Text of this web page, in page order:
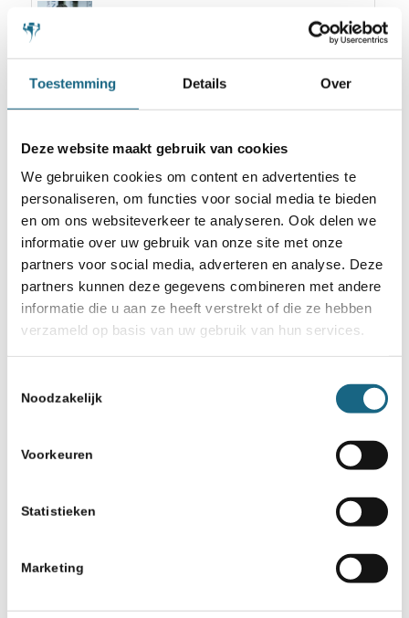
Toestemming Details Over
Deze website maakt gebruik van cookies
We gebruiken cookies om content en advertenties te
personaliseren, om functies voor social media te bieden
en om ons websiteverkeer te analyseren. Ook delen we
informatie over uw gebruik van onze site met onze
partners voor social media, adverteren en analyse. Deze
partners kunnen deze gegevens combineren met andere
informatie die u aan ze heeft verstrekt of die ze hebben
verzameld op basis van uw gebruik van hun services.
Noodzakelijk
Voorkeuren
Statistieken
Marketing
Nederlandse teams naar EK-
Landenteams Kreta
20 december 2019
overleden
20 mei 2019
Afdracht Nederlandse Loterij
Schaakbond.nl wordt mede mogelijk